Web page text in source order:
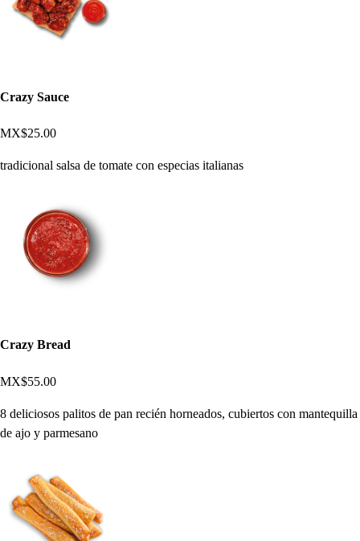
Crazy Sauce
MX$25.00
tradicional salsa de tomate con especias italianas
Crazy Bread
MX$55.00
8 deliciosos palitos de pan recién horneados, cubiertos con mantequilla
de ajo y parmesano